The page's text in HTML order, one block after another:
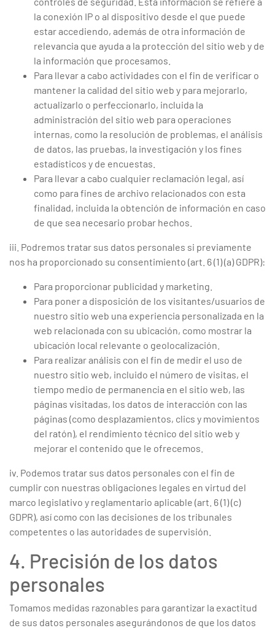
la conexión IP o al dispositivo desde el que puede
estar accediendo, además de otra información de
relevancia que ayuda a la protección del sitio web y de
la información que procesamos.
Para llevar a cabo actividades con el fin de verificar o
mantener la calidad del sitio web y para mejorarlo,
actualizarlo o perfeccionarlo, incluida la
administración del sitio web para operaciones
internas, como la resolución de problemas, el análisis
de datos, las pruebas, la investigación y los fines
estadísticos y de encuestas.
Para llevar a cabo cualquier reclamación legal, así
como para fines de archivo relacionados con esta
finalidad, incluida la obtención de información en caso
de que sea necesario probar hechos.
iii. Podremos tratar sus datos personales si previamente
nos ha proporcionado su consentimiento (art. 6 (1) (a) GDPR):
Para proporcionar publicidad y marketing.
Para poner a disposición de los visitantes/usuarios de
nuestro sitio web una experiencia personalizada en la
web relacionada con su ubicación, como mostrar la
ubicación local relevante o geolocalización.
Para realizar análisis con el fin de medir el uso de
nuestro sitio web, incluido el número de visitas, el
tiempo medio de permanencia en el sitio web, las
páginas visitadas, los datos de interacción con las
páginas (como desplazamientos, clics y movimientos
del ratón), el rendimiento técnico del sitio web y
mejorar el contenido que le ofrecemos.
iv. Podemos tratar sus datos personales con el fin de
cumplir con nuestras obligaciones legales en virtud del
marco legislativo y reglamentario aplicable (art. 6 (1) (c)
GDPR), así como con las decisiones de los tribunales
competentes o las autoridades de supervisión.
4. Precisión de los datos
personales
Tomamos medidas razonables para garantizar la exactitud
de sus datos personales asegurándonos de que los datos